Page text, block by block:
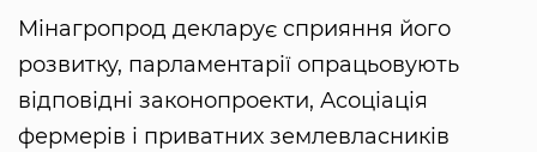
Мінагропрод декларує сприяння його
розвитку, парламентарії опрацьовують
відповідні законопроекти, Асоціація
фермерів і приватних землевласників